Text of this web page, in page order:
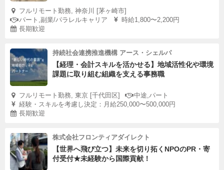
フルリモート勤務, 神奈川 [茅ヶ崎市]
パート,副業/パラレルキャリア
時給1,800〜2,200円
長期歓迎
持続社会連携推進機構 アース・シェルパ
【経理・会計スキルを活かせる】地域活性化や環境
課題に取り組む組織を支える事務職
フルリモート勤務, 東京 [千代田区]
中途,パート
経験・スキルを考慮し決定：月給250,000〜500,000円
長期歓迎
株式会社フロンティアダイレクト
【世界へ飛び立つ】未来を切り拓くNPOのPR・寄
付受付★未経験から国際貢献！